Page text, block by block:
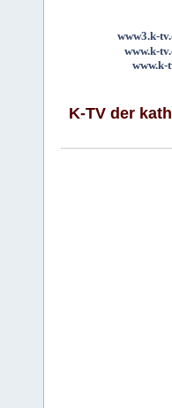
www3.k-
www.k-
www.k-
K-TV der